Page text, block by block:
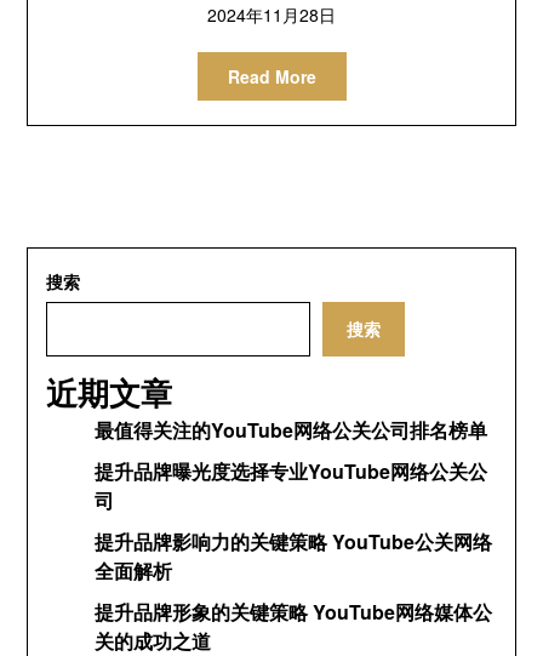
2024年11月28日
Read More
搜索
搜索
近期文章
最值得关注的YouTube网络公关公司排名榜单
提升品牌曝光度选择专业YouTube网络公关公
司
提升品牌影响力的关键策略 YouTube公关网络
全面解析
提升品牌形象的关键策略 YouTube网络媒体公
关的成功之道